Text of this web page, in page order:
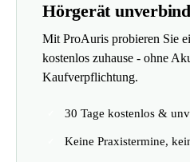
Hörgerät
Mit ProAuris probieren Sie
kostenlos zuhause - ohne
Kaufverpflichtung.
30 Tage kostenlos &
Keine Praxistermine,